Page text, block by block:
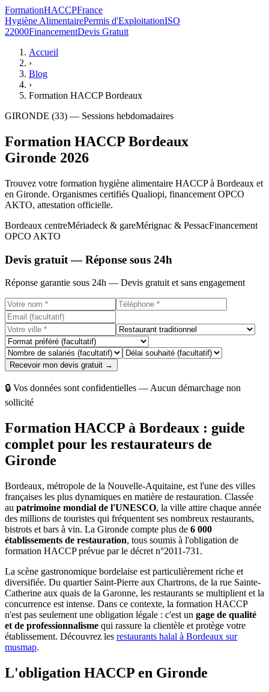
FormationHACCPFrance
Hygiène AlimentairePermis d'ExploitationISO
22000FinancementDevis Gratuit
Accueil
›
Blog
›
Formation HACCP Bordeaux
GIRONDE (33) — Sessions hebdomadaires
Formation HACCP Bordeaux
Gironde 2026
Trouvez votre formation hygiène alimentaire HACCP à Bordeaux et
en Gironde. Organismes certifiés Qualiopi, financement OPCO
AKTO, attestation officielle.
Bordeaux centreMériadeck & gareMérignac & PessacFinancement
OPCO AKTO
Devis gratuit — Réponse sous 24h
Réponse garantie sous 24h — Devis gratuit et sans engagement
Recevoir mon devis gratuit →
🔒 Vos données sont confidentielles — Aucun démarchage non
sollicité
Formation HACCP à Bordeaux : guide
complet pour les restaurateurs de
Gironde
Bordeaux, métropole de la Nouvelle-Aquitaine, est l'une des villes
françaises les plus dynamiques en matière de restauration. Classée
au patrimoine mondial de l'UNESCO, la ville attire chaque année
des millions de touristes qui fréquentent ses nombreux restaurants,
bistrots et bars à vin. La Gironde compte plus de 6 000
établissements de restauration, tous soumis à l'obligation de
formation HACCP prévue par le décret n°2011-731.
La scène gastronomique bordelaise est particulièrement riche et
diversifiée. Du quartier Saint-Pierre aux Chartrons, de la rue Sainte-
Catherine aux quais de la Garonne, les restaurants se multiplient et la
concurrence est intense. Dans ce contexte, la formation HACCP
n'est pas seulement une obligation légale : c'est un gage de qualité
et de professionnalisme qui rassure la clientèle et protège votre
établissement. Découvrez les restaurants halal à Bordeaux sur
musmap.
L'obligation HACCP en Gironde